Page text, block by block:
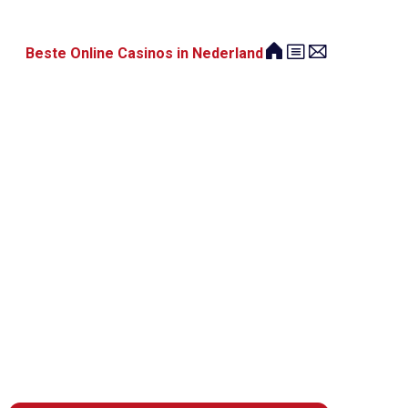
Beste Online Casinos in Nederland